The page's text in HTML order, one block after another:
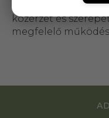
fenntartja a testi-
közérzet és
megfelelő